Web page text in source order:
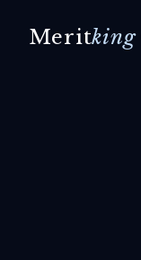
Meritking